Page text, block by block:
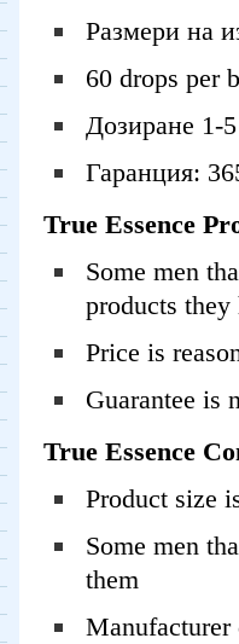
Размери на
60 drops per
Дозиране 1-
Гаранция:
True Essence
Some men
products they
Price is
Guarantee is
True Essence
Product size
Some men
them
Manufacturer